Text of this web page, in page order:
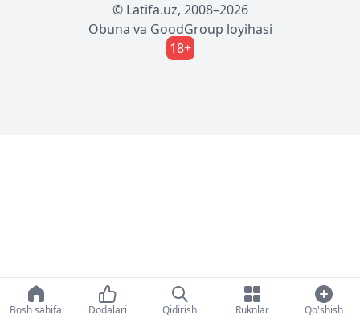
© Latifa.uz, 2008–2026
Obuna va GoodGroup loyihasi
18+
Bosh sahifa Dodalari Qidirish Ruknlar Qo'shish